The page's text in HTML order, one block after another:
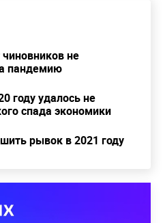
не
пандемию
году удалось не
спада экономики
рывок в 2021 году